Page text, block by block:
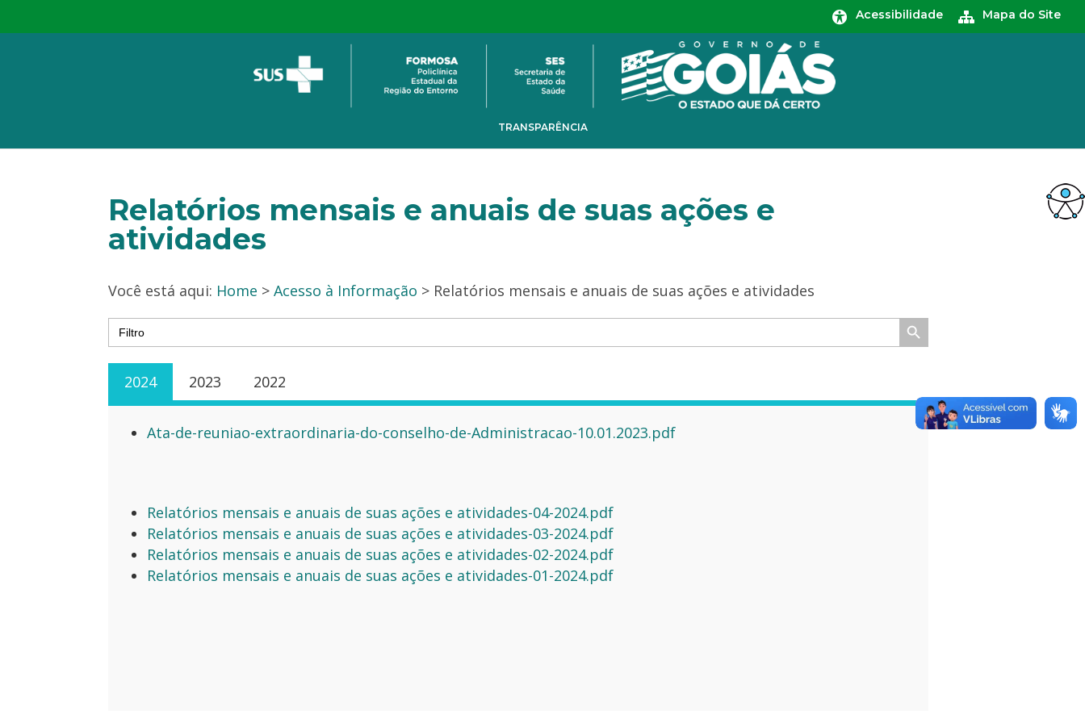
Acessibilidade Mapa do Site
TRANSPARÊNCIA
Relatórios mensais e anuais de suas ações e
atividades
Você está aqui: Home >Acesso à Informação > Relatórios mensais e anuais de suas ações e atividades
Search
for:
Search Button
2024 2023 2022
Ata-de-reuniao-extraordinaria-do-conselho-de-Administracao-10.01.2023.pdf
Relatórios mensais e anuais de suas ações e atividades-04-2024.pdf
Relatórios mensais e anuais de suas ações e atividades-03-2024.pdf
Relatórios mensais e anuais de suas ações e atividades-02-2024.pdf
Relatórios mensais e anuais de suas ações e atividades-01-2024.pdf